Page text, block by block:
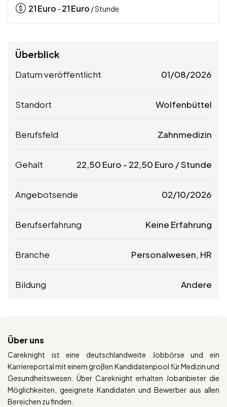
21Euro - 21Euro / Stunde
Überblick
Datum veröffentlicht 01/08/2026
Standort Wolfenbüttel
Berufsfeld Zahnmedizin
Gehalt 22,50 Euro - 22,50 Euro / Stunde
Angebotsende 02/10/2026
Berufserfahrung Keine Erfahrung
Branche Personalwesen, HR
Bildung Andere
Über uns
Careknight ist eine deutschlandweite Jobbörse und ein
Karriereportal mit einem großen Kandidatenpool für Medizin und
Gesundheitswesen. Über Careknight erhalten Jobanbieter die
Möglichkeiten, geeignete Kandidaten und Bewerber aus allen
Bereichen zu finden.